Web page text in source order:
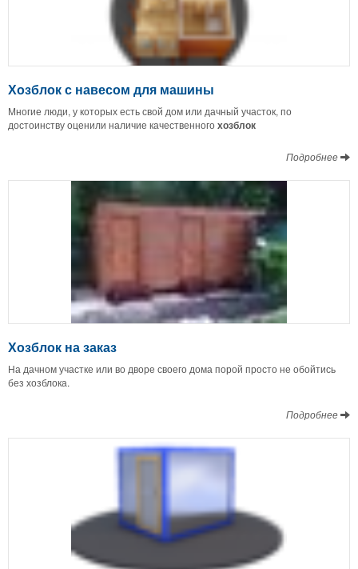
Хозблок с навесом для машины
Многие люди, у которых есть свой дом или дачный участок, по
достоинству оценили наличие качественногохозблок
Подробнее
Хозблок на заказ
На дачном участке или во дворе своего дома порой просто не обойтись
без хозблока.
Подробнее